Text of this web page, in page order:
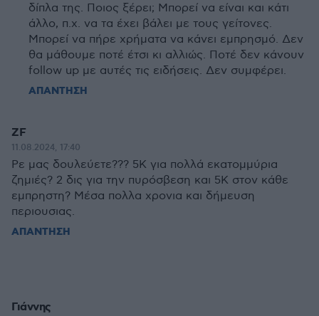
δίπλα της. Ποιος ξέρει; Μπορεί να είναι και κάτι
άλλο, π.χ. να τα έχει βάλει με τους γείτονες.
Μπορεί να πήρε χρήματα να κάνει εμπρησμό. Δεν
θα μάθουμε ποτέ έτσι κι αλλιώς. Ποτέ δεν κάνουν
follow up με αυτές τις ειδήσεις. Δεν συμφέρει.
ΑΠΑΝΤΗΣΗ
ZF
11.08.2024, 17:40
Ρε μας δουλεύετε??? 5Κ για πολλά εκατομμύρια
ζημιές? 2 δις για την πυρόσβεση και 5Κ στον κάθε
εμπρηστη? Μέσα πολλα χρονια και δήμευση
περιουσιας.
ΑΠΑΝΤΗΣΗ
Γιάννης